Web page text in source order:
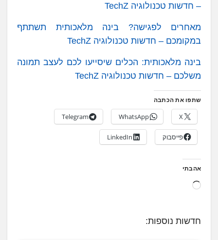
– חדשות טכנולוגיה TechZ
מאחרים לפגישה? בינה מלאכותית תשתתף
במקומכם – חדשות טכנולוגיה TechZ
בינה מלאכותית: הכלים שיסייעו לכם לעצב תמונה
משלכם – חדשות טכנולוגיה TechZ
שתפו את הכתבה
X
WhatsApp
Telegram
פייסבוק LinkedIn
אהבתי
ט
חדשות נוספות: